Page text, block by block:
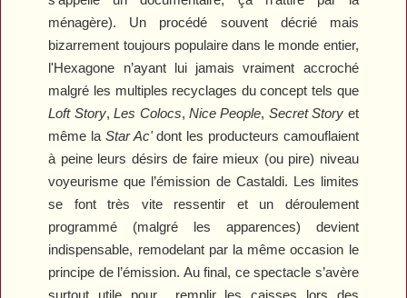
ménagère). Un procédé souvent décrié mais
bizarrement toujours populaire dans le monde entier,
l'Hexagone n’ayant lui jamais vraiment accroché
malgré les multiples recyclages du concept tels que
Loft Story,Les Colocs,Nice People, Secret Story et
même la Star Ac' dont les producteurs camouflaient
à peine leurs désirs de faire mieux (ou pire) niveau
voyeurisme que l’émission de Castaldi. Les limites
se font très vite ressentir et un déroulement
programmé (malgré les apparences) devient
indispensable, remodelant par la même occasion le
principe de l’émission. Au final, ce spectacle s’avère